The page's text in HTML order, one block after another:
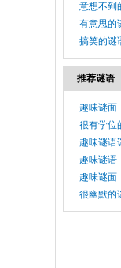
意想不到
有意思的
搞笑的谜
推荐谜语
趣味谜面
很有学位
趣味谜
趣味谜语
趣味谜面
很幽默的